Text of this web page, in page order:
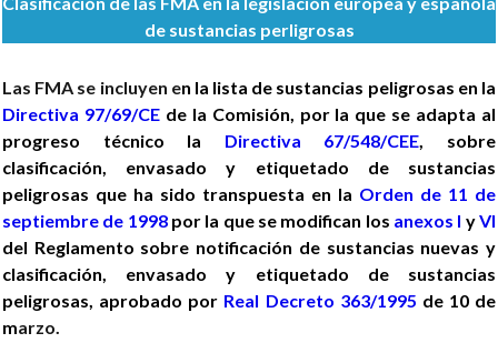
de sustancias perligrosas
Las FMA se incluyen en la lista de sustancias peligrosas en la
Directiva 97/69/CEde la Comisión, por la que se adapta al
progreso técnico la Directiva 67/548/CEE, sobre
clasificación, envasado y etiquetado de sustancias
peligrosas que ha sido transpuesta en la Orden de 11 de
septiembre de 1998por la que se modifican los anexos I yVI
del Reglamento sobre notificación de sustancias nuevas y
clasificación, envasado y etiquetado de sustancias
peligrosas, aprobado por Real Decreto 363/1995 de 10 de
marzo.